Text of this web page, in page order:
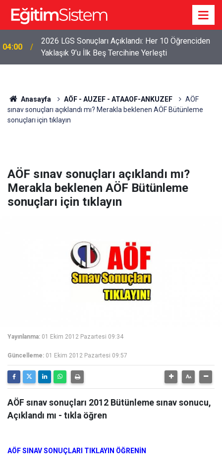
04:00
2026 LGS Sonuçları Açıklandı: Her 10 Öğrenciden
Yaklaşık 9’u İlk Beş Tercihine Yerleşti
Anasayfa AÖF - AUZEF - ATAAOF-ANKUZEF
AÖF
sınav sonuçları açıklandı mı? Merakla beklenen AÖF Bütünleme
sonuçları için tıklayın
AÖF sınav sonuçları açıklandı mı?
Merakla beklenen AÖF Bütünleme
sonuçları için tıklayın
Yayınlanma: 01 Ekim 2012 Pazartesi 09:34
Güncelleme: 01 Ekim 2012 Pazartesi 09:57
AÖF sınav sonuçları 2012 Bütünleme sınav sonucu,
Açıklandı mı - tıkla öğren
AÖF SINAV SONUÇLARI TIKLAYIN ÖĞRENİN